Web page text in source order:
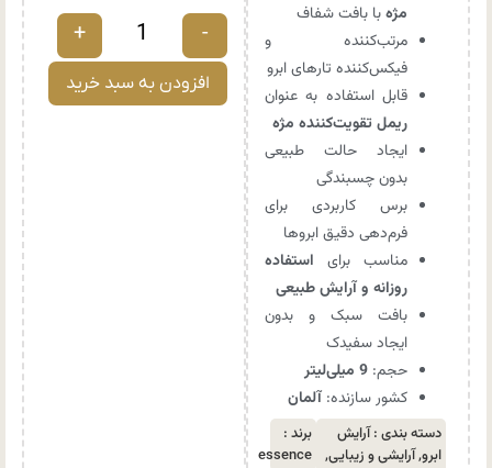
مژهبا بافت شفاف
مرتب‌کننده و
فیکس‌کننده تارهای ابرو
قابل استفاده به عنوان
ریمل تقویت‌کننده مژه
ایجاد حالت طبیعی
بدون چسبندگی
برس کاربردی برای
فرم‌دهی دقیق ابروها
مناسب برای استفاده
روزانه و آرایش طبیعی
بافت سبک و بدون
ایجاد سفیدک
حجم: 9 میلی‌لیتر
کشور سازنده: آلمان
دسته بندی :آرایش
ابرو,آرایشی و زیبایی,
برند :
essence
-
+
افزودن به سبد خرید